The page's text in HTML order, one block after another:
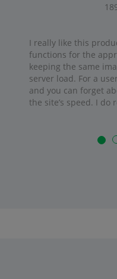
I really like this
functions for the
keeping the same
server load. For a
and you can forget
the site’s speed. I do